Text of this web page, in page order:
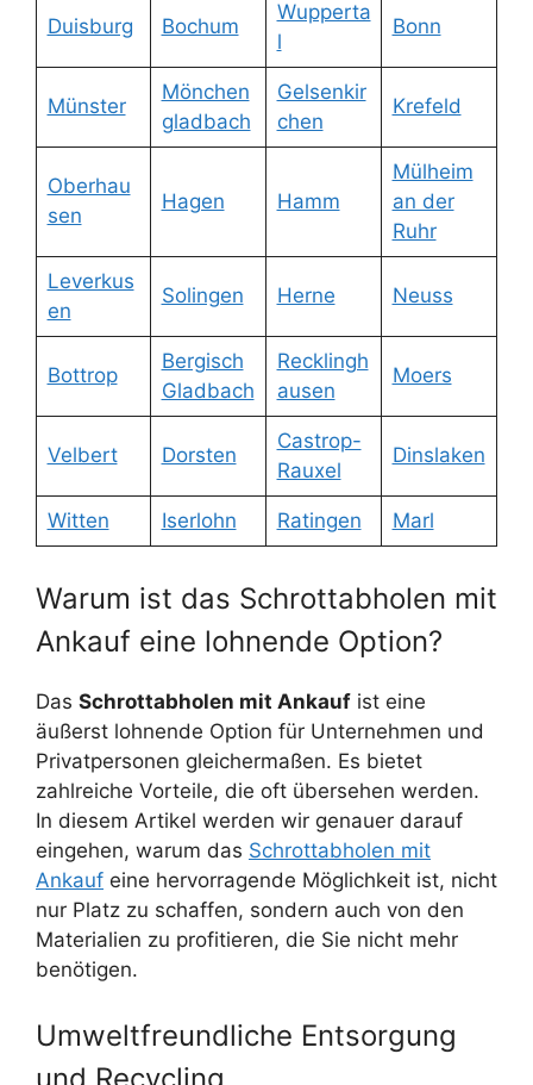
Duisburg Bochum
Wupperta
l
Bonn
Münster
Mönchen
gladbach
Gelsenkir
chen
Krefeld
Oberhau
sen
Hagen Hamm
Mülheim
an der
Ruhr
Leverkus
en
Solingen Herne Neuss
Bottrop
Bergisch
Gladbach
Recklingh
ausen
Moers
Velbert Dorsten
Castrop-
Rauxel
Dinslaken
Witten Iserlohn Ratingen Marl
Warum ist das Schrottabholen mit
Ankauf eine lohnende Option?
Das Schrottabholen mit Ankauf ist eine
äußerst lohnende Option für Unternehmen und
Privatpersonen gleichermaßen. Es bietet
zahlreiche Vorteile, die oft übersehen werden.
In diesem Artikel werden wir genauer darauf
eingehen, warum das Schrottabholen mit
Ankauf eine hervorragende Möglichkeit ist, nicht
nur Platz zu schaffen, sondern auch von den
Materialien zu profitieren, die Sie nicht mehr
benötigen.
Umweltfreundliche Entsorgung